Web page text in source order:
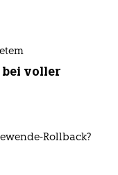
bei voller
Rollback?